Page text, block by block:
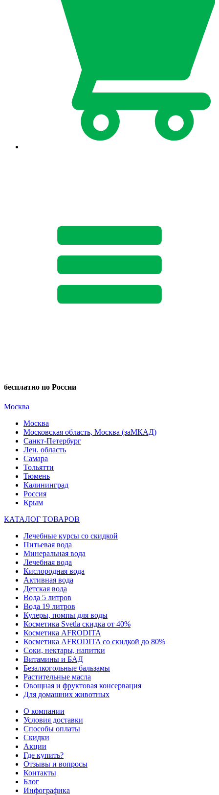
бесплатно по России
Москва
Москва
Московская область, Москва (заМКАД)
Санкт-Петербург
Лен. область
Самара
Тольятти
Тюмень
Калининград
Россия
Крым
КАТАЛОГ ТОВАРОВ
Лечебные курсы со скидкой
Питьевая вода
Минеральная вода
Лечебная вода
Кислородная вода
Активная вода
Детская вода
Вода 5 литров
Вода 19 литров
Кулеры, помпы для воды
Косметика Svetla скидка от 40%
Косметика AFRODITA
Косметика AFRODITA со скидкой до 80%
Соки, нектары, напитки
Витамины и БАД
Безалкогольные бальзамы
Растительные масла
Овощная и фруктовая консервация
Для домашних животных
О компании
Условия доставки
Способы оплаты
Скидки
Акции
Где купить?
Отзывы и вопросы
Контакты
Блог
Инфографика